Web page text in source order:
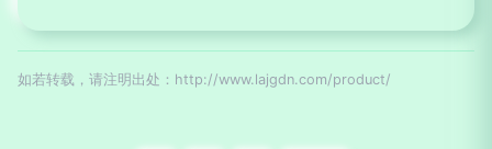
如若转载，请注明出处：http://www.lajgdn.com/product/